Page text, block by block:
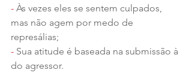
- Às vezes eles se sentem culpados,
mas não agem por medo de
represálias;
- Sua atitude é baseada na submissão à
do agressor.